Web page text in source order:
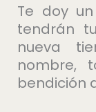
Te doy
tendrán
nueva
nombre,
bendición